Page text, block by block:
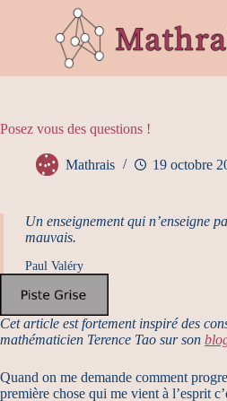
e
u
Posez vous des questions !
Mathrais 19 octobre
Un enseignement qui n’enseigne
mauvais.
Paul Valéry
Cet article est fortement inspiré des
mathématicien Terence Tao sur son
Quand on me demande comment
première chose qui me vient à l’esprit